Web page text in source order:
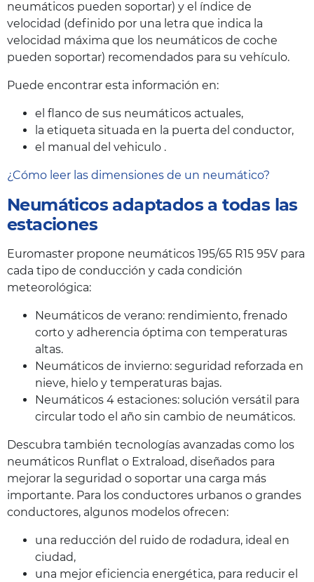
neumáticos pueden soportar) y el índice de
velocidad (definido por una letra que indica la
velocidad máxima que los neumáticos de coche
pueden soportar) recomendados para su vehículo.
Puede encontrar esta información en:
el flanco de sus neumáticos actuales,
la etiqueta situada en la puerta del conductor,
el manual del vehiculo .
¿Cómo leer las dimensiones de un neumático?
Neumáticos adaptados a todas las
estaciones
Euromaster propone neumáticos 195/65 R15 95V para
cada tipo de conducción y cada condición
meteorológica:
Neumáticos de verano: rendimiento, frenado
corto y adherencia óptima con temperaturas
altas.
Neumáticos de invierno: seguridad reforzada en
nieve, hielo y temperaturas bajas.
Neumáticos 4 estaciones: solución versátil para
circular todo el año sin cambio de neumáticos.
Descubra también tecnologías avanzadas como los
neumáticos Runflat o Extraload, diseñados para
mejorar la seguridad o soportar una carga más
importante. Para los conductores urbanos o grandes
conductores, algunos modelos ofrecen:
una reducción del ruido de rodadura, ideal en
ciudad,
una mejor eficiencia energética, para reducir el